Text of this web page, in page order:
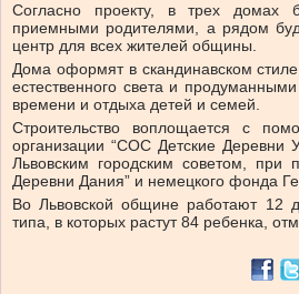
Согласно проекту, в трех домах
приемными родителями, а рядом
центр для всех жителей общины.
Дома оформят в скандинавском
естественного света и
времени и отдыха детей и семей.
Строительство воплощается с
организации “СОС Детские Деревни
Львовским городским советом, при
Деревни Дания” и немецкого фонда
Во Львовской общине работают 12
типа, в которых растут 84 ребенка,